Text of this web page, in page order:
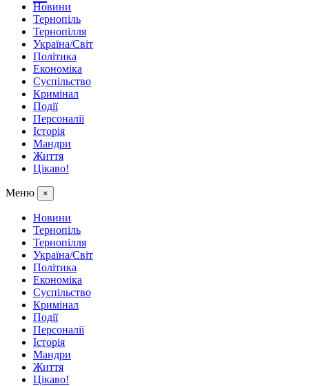
Новини
Тернопіль
Тернопілля
Україна/Світ
Політика
Економіка
Суспільство
Кримінал
Події
Персоналії
Історія
Мандри
Життя
Цікаво!
Меню ×
Новини
Тернопіль
Тернопілля
Україна/Світ
Політика
Економіка
Суспільство
Кримінал
Події
Персоналії
Історія
Мандри
Життя
Цікаво!